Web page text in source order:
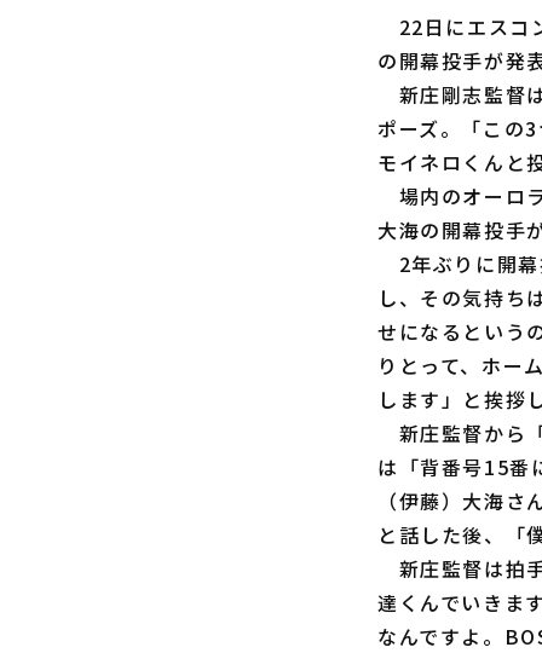
22日にエスコ
の開幕投手が発
新庄剛志監督
ポーズ。「この
モイネロくんと
場内のオーロ
大海の開幕投手
2年ぶりに開幕
し、その気持ち
せになるという
りとって、ホー
します」と挨拶
新庄監督から
は「背番号15番
（伊藤）大海
と話した後、「
新庄監督は拍
達くんでいきま
なんですよ。